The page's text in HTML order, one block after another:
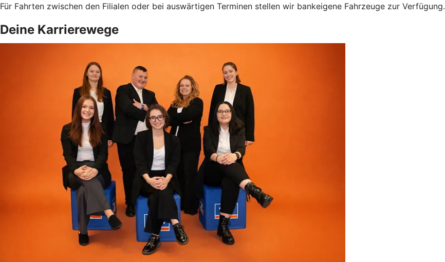
Für Fahrten zwischen den Filialen oder bei auswärtigen Terminen stellen wir bankeigene Fahrzeuge zur Verfügung.
Deine Karrierewege